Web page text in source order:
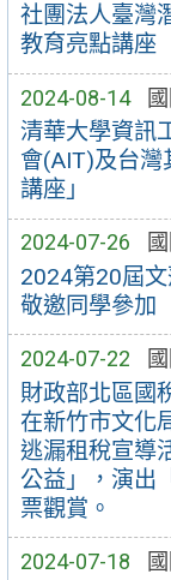
社團法人臺灣
教育亮點講座
2024-08-14
清華大學資訊
會(AIT)及台灣
講座」
2024-07-26
2024第20屆
敬邀同學參加
2024-07-22
財政部北區國
在新竹市文化
逃漏租稅宣導
公益」，演出
票觀賞。
2024-07-18